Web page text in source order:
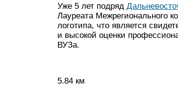
Уже 5 лет подряд
Лауреата Межрегионального
логотипа, что является
и высокой оценки
ВУЗа.
5.84 км